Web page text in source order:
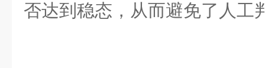
否达到稳态，从而避免了人工